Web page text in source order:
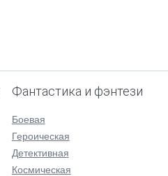
Фантастика и фэнтези
Боевая
Героическая
Детективная
Космическая